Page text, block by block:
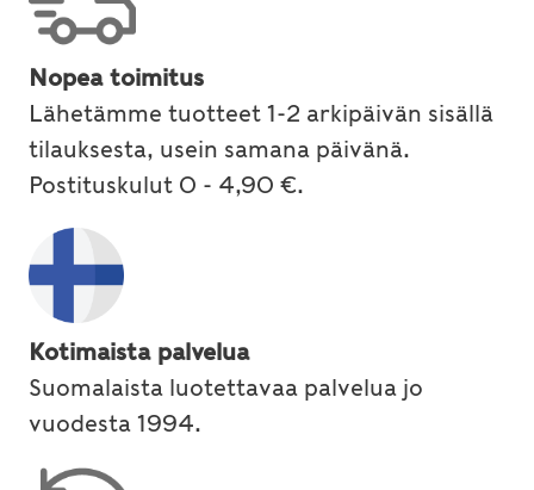
Nopea toimitus
Lähetämme tuotteet 1-2 arkipäivän sisällä
tilauksesta, usein samana päivänä.
Postituskulut 0 - 4,90 €.
Kotimaista palvelua
Suomalaista luotettavaa palvelua jo
vuodesta 1994.